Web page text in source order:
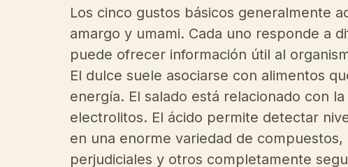
Los cinco gustos básicos generalmente
amargo y umami. Cada uno responde a
puede ofrecer información útil al
El dulce suele asociarse con alimentos
energía. El salado está relacionado con
electrolitos. El ácido permite detectar
en una enorme variedad de
perjudiciales y otros completamente